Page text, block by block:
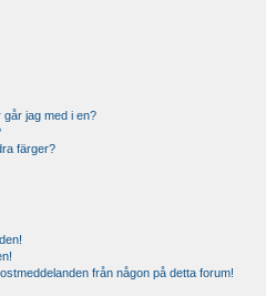
jag med i en?
färger?
från någon på detta forum!